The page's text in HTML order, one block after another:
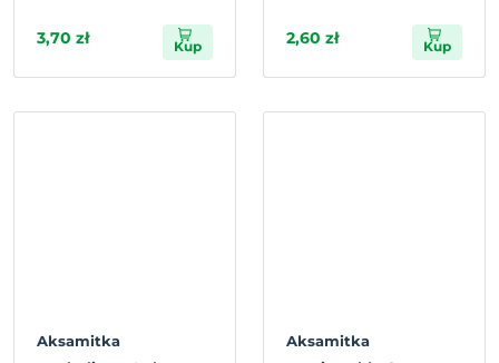
3,70 zł Kup 2,60 zł Kup
Aksamitka
Aksamitka